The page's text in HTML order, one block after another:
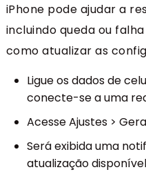
iPhone pode ajudar a
incluindo queda ou
como atualizar as
Ligue os dados de
conecte-se a uma
Acesse Ajustes >
Será exibida uma
atualização